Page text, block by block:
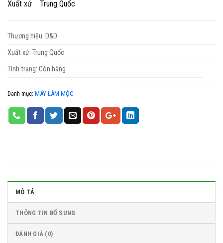
Xuất xứ Trung Quốc
Thương hiệu: D&D
Xuất xứ: Trung Quốc
Tình trạng: Còn hàng
Danh mục: MÁY LÀM MỘC
MÔ TẢ
THÔNG TIN BỔ SUNG
ĐÁNH GIÁ (0)